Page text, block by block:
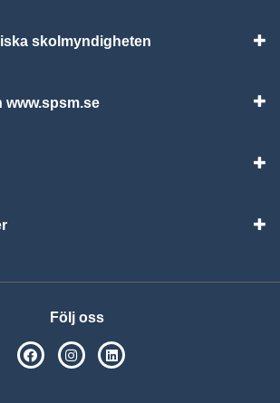
skolmyndigheten
www.spsm.se
Följ oss
SPSM på Facebook
SPSM på Instagram